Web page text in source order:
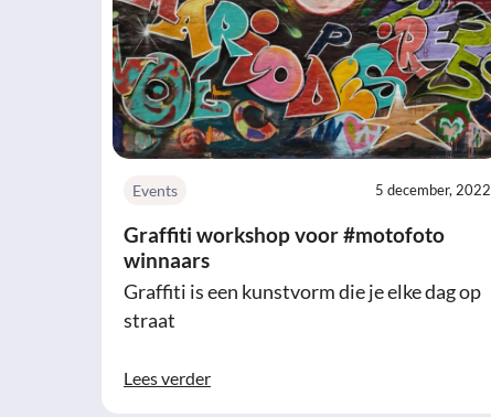
Events 5 december, 2022
Graffiti workshop voor #motofoto
winnaars
Graffiti is een kunstvorm die je elke dag op
straat
Lees verder